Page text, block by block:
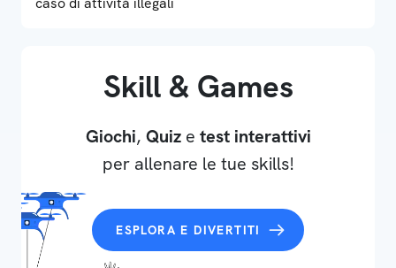
Skill & Games
Giochi, Quize test interattivi
per allenare le tue skills!
ESPLORA E DIVERTITI